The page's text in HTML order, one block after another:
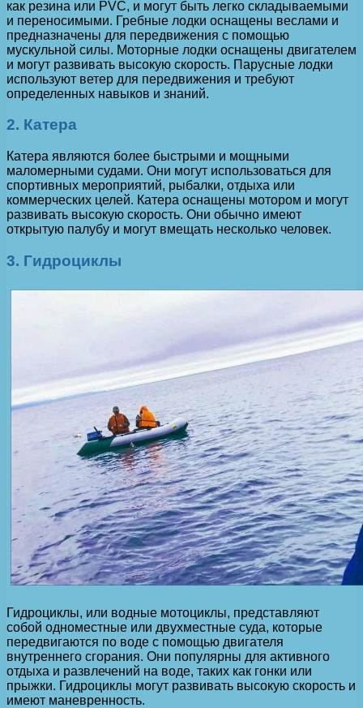
как резина или PVC, и могут быть легко складываемыми
и переносимыми. Гребные лодки оснащены веслами и
предназначены для передвижения с помощью
мускульной силы. Моторные лодки оснащены двигателем
и могут развивать высокую скорость. Парусные лодки
используют ветер для передвижения и требуют
определенных навыков и знаний.
2. Катера
Катера являются более быстрыми и мощными
маломерными судами. Они могут использоваться для
спортивных мероприятий, рыбалки, отдыха или
коммерческих целей. Катера оснащены мотором и могут
развивать высокую скорость. Они обычно имеют
открытую палубу и могут вмещать несколько человек.
3. Гидроциклы
Гидроциклы, или водные мотоциклы, представляют
собой одноместные или двухместные суда, которые
передвигаются по воде с помощью двигателя
внутреннего сгорания. Они популярны для активного
отдыха и развлечений на воде, таких как гонки или
прыжки. Гидроциклы могут развивать высокую скорость и
имеют маневренность.